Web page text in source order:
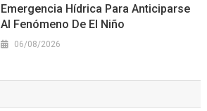
Emergencia Hídrica Para Anticiparse
Al Fenómeno De El Niño
06/08/2026